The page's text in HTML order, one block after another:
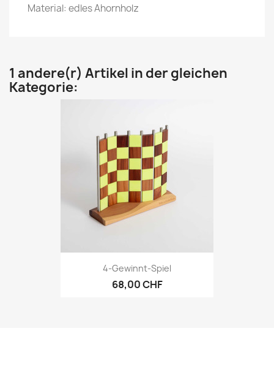
Material: edles Ahornholz
1 andere(r) Artikel in der gleichen
Kategorie:
4-Gewinnt-Spiel
68,00 CHF